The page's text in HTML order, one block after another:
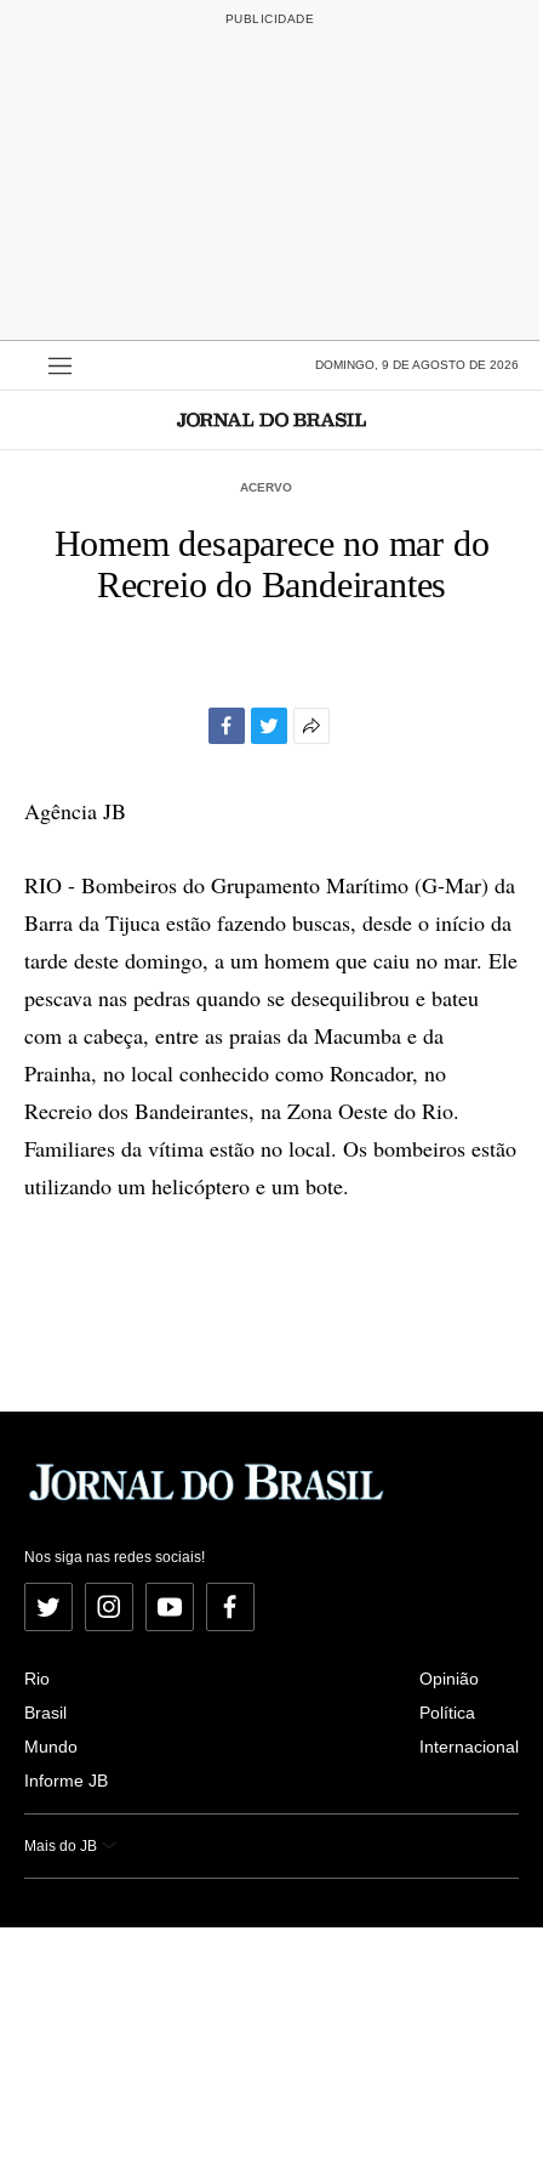
DOMINGO, 9 DE AGOSTO DE 2026
ACERVO
Homem desaparece no mar do
Recreio do Bandeirantes
Agência JB
RIO - Bombeiros do Grupamento Marítimo (G-Mar) da
Barra da Tijuca estão fazendo buscas, desde o início da
tarde deste domingo, a um homem que caiu no mar. Ele
pescava nas pedras quando se desequilibrou e bateu
com a cabeça, entre as praias da Macumba e da
Prainha, no local conhecido como Roncador, no
Recreio dos Bandeirantes, na Zona Oeste do Rio.
Familiares da vítima estão no local. Os bombeiros estão
utilizando um helicóptero e um bote.
Nos siga nas redes sociais!
Twitter InstagramYouTubeFacebook
Rio
Brasil
Mundo
Informe JB
Opinião
Política
Internacional
Mais do JB
Esportes